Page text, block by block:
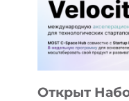
CAMP
ДАЛ
30
БИЛЕТ
Открыт